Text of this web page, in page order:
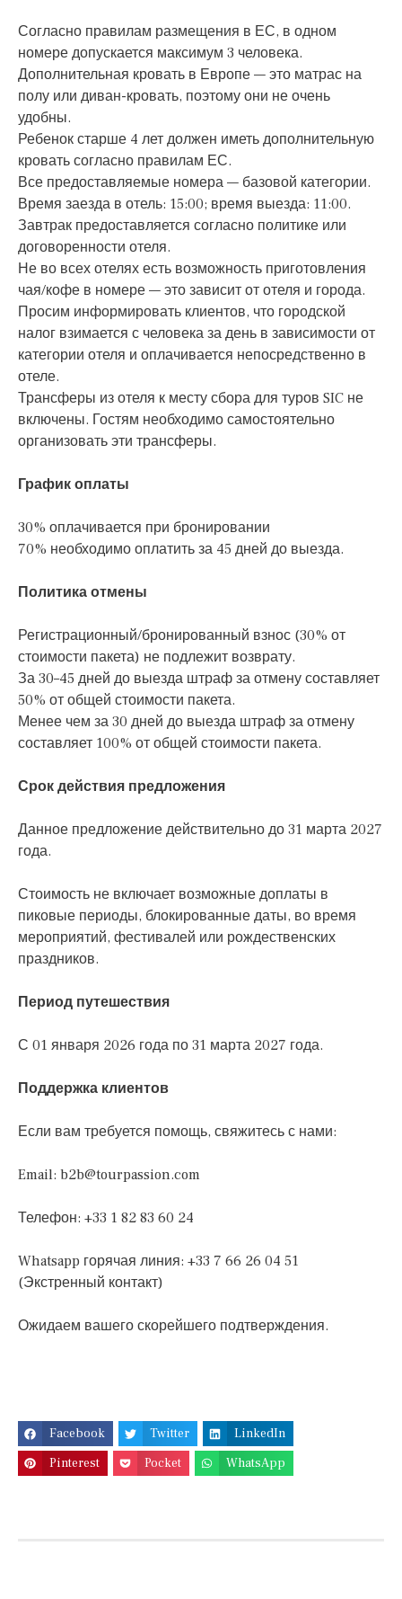
Согласно правилам размещения в ЕС, в одном
номере допускается максимум 3 человека.
Дополнительная кровать в Европе — это матрас на
полу или диван-кровать, поэтому они не очень
удобны.
Ребенок старше 4 лет должен иметь дополнительную
кровать согласно правилам ЕС.
Все предоставляемые номера — базовой категории.
Время заезда в отель: 15:00; время выезда: 11:00.
Завтрак предоставляется согласно политике или
договоренности отеля.
Не во всех отелях есть возможность приготовления
чая/кофе в номере — это зависит от отеля и города.
Просим информировать клиентов, что городской
налог взимается с человека за день в зависимости от
категории отеля и оплачивается непосредственно в
отеле.
Трансферы из отеля к месту сбора для туров SIC не
включены. Гостям необходимо самостоятельно
организовать эти трансферы.
График оплаты
30% оплачивается при бронировании
70% необходимо оплатить за 45 дней до выезда.
Политика отмены
Регистрационный/бронированный взнос (30% от
стоимости пакета) не подлежит возврату.
За 30–45 дней до выезда штраф за отмену составляет
50% от общей стоимости пакета.
Менее чем за 30 дней до выезда штраф за отмену
составляет 100% от общей стоимости пакета.
Срок действия предложения
Данное предложение действительно до 31 марта 2027
года.
Стоимость не включает возможные доплаты в
пиковые периоды, блокированные даты, во время
мероприятий, фестивалей или рождественских
праздников.
Период путешествия
С 01 января 2026 года по 31 марта 2027 года.
Поддержка клиентов
Если вам требуется помощь, свяжитесь с нами:
Email: b2b@tourpassion.com
Телефон: +33 1 82 83 60 24
Whatsapp горячая линия: +33 7 66 26 04 51
(Экстренный контакт)
Ожидаем вашего скорейшего подтверждения.
Facebook Twitter
LinkedIn
Pinterest
Pocket WhatsApp